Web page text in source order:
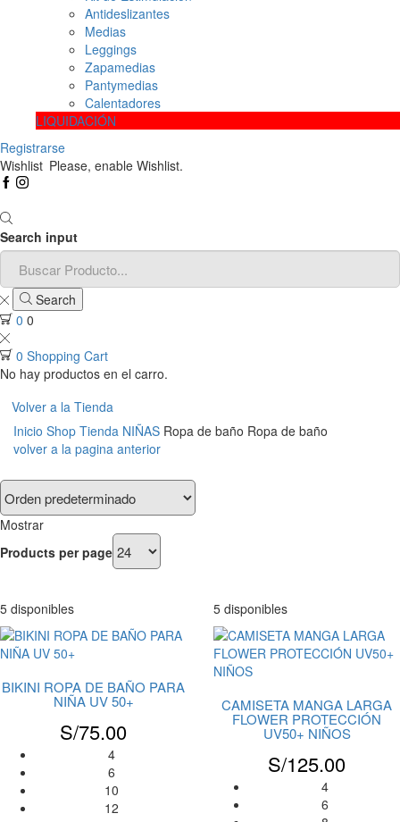
Antideslizantes
Medias
Leggings
Zapamedias
Pantymedias
Calentadores
LIQUIDACIÓN
Registrarse
Wishlist Please, enable Wishlist.
Search input
Search
0 0
0 Shopping Cart
No hay productos en el carro.
Volver a la Tienda
Inicio Shop Tienda NIÑAS Ropa de baño Ropa de baño
volver a la pagina anterior
Mostrar
Products per page
5 disponibles
BIKINI ROPA DE BAÑO PARA
NIÑA UV 50+
S/75.00
4
6
10
12
5 disponibles
CAMISETA MANGA LARGA
FLOWER PROTECCIÓN
UV50+ NIÑOS
S/125.00
4
6